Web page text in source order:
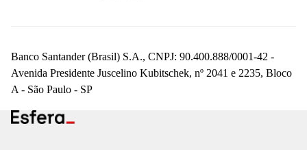
Banco Santander (Brasil) S.A., CNPJ: 90.400.888/0001-42 -
Avenida Presidente Juscelino Kubitschek, nº 2041 e 2235, Bloco
A - São Paulo - SP